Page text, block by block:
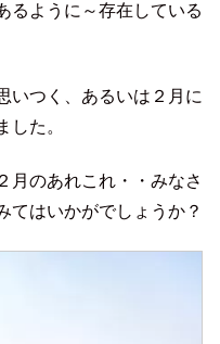
るように～存在している
いつく、あるいは２月に
した。
月のあれこれ・・みなさ
てはいかがでしょうか？